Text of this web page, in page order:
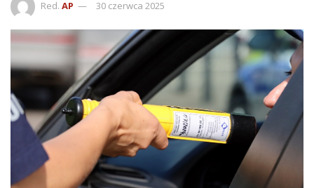
Red. AP 30 czerwca 2025